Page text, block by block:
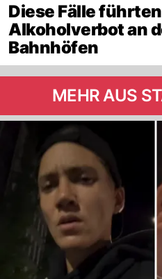
Diese Fälle
Alkoholverbot an
Bahnhöfen
MEHR AUS